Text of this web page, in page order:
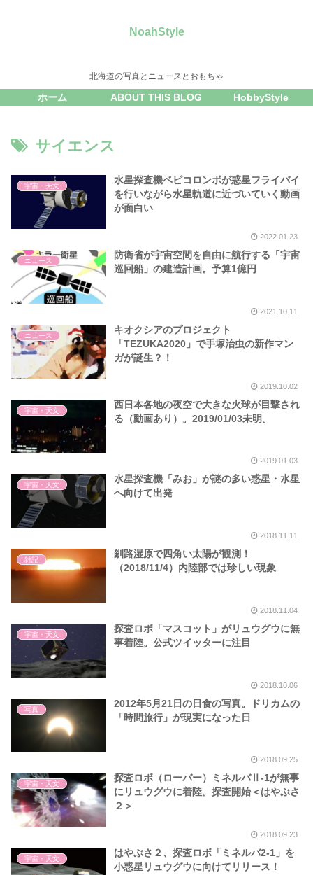
NoahStyle
北海道の写真とニュースとおもちゃ
ホーム ABOUT THIS BLOG HobbyStyle
サイエンス
宇宙・天文
水星探査機ベピコロンボが惑星フライバイ
を行いながら水星軌道に近づいていく動画
が面白い
2022.01.23
ニュース
防衛省が宇宙空間を自由に航行する「宇宙
巡回船」の建造計画。予算1億円
2021.10.11
ニュース
キオクシアのプロジェクト
「TEZUKA2020」で手塚治虫の新作マン
ガが誕生？！
2019.10.02
宇宙・天文
西日本各地の夜空で大きな火球が目撃され
る（動画あり）。2019/01/03未明。
2019.01.03
宇宙・天文
水星探査機「みお」が謎の多い惑星・水星
へ向けて出発
2018.11.11
雑記
釧路湿原で四角い太陽が観測！
（2018/11/4）内陸部では珍しい現象
2018.11.04
宇宙・天文
探査ロボ「マスコット」がリュウグウに無
事着陸。公式ツイッターに注目
2018.10.06
写真
2012年5月21日の日食の写真。ドリカムの
「時間旅行」が現実になった日
2018.09.25
宇宙・天文
探査ロボ（ローバー）ミネルバⅡ-1が無事
にリュウグウに着陸。探査開始＜はやぶさ
２＞
2018.09.23
宇宙・天文
はやぶさ２、探査ロボ「ミネルバ2-1」を
小惑星リュウグウに向けてリリース！